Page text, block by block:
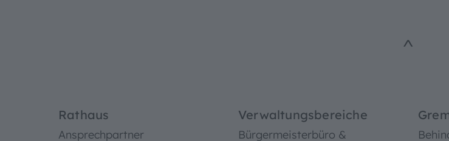
^
Rathaus
Ansprechpartner
Verwaltungsbereiche
Bürgermeisterbüro &